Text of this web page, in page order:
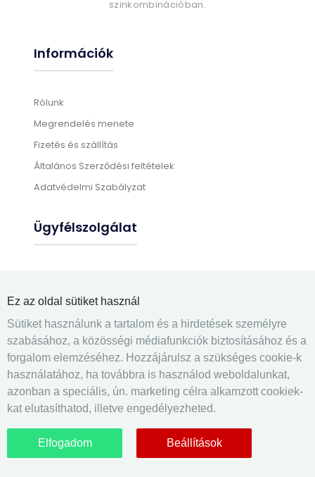
szinkombinációban.
Információk
Rólunk
Megrendelés menete
Fizetés és szállítás
Általános Szerződési feltételek
Adatvédelmi Szabályzat
Ügyfélszolgálat
Üléshuzat felrakás
Gyakran ismételt kérdések
Elérhetőségek
Kapcsolatfelvétel
© 2018-2026 | Az egyediuleshuzatok.hu oldal üzemeltetője
Ez az oldal sütiket használ
Sütiket használunk a tartalom és a hirdetések személyre
szabásához, a közösségi médiafunkciók biztosításához és a
forgalom elemzéséhez. Hozzájárulsz a szükséges cookie-k
használatához, ha továbbra is használod weboldalunkat,
azonban a speciális, ún. marketing célra alkamzott cookiek-
kat elutasíthatod, illetve engedélyezheted.
Elfogadom Beállítások